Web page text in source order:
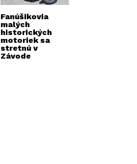
Fanúšikovia
malých
historických
motoriek sa
stretnú v
Závode